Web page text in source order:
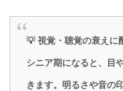
💡 視覚・聴覚の衰えに
シニア期になると、目
きます。明るさや音の